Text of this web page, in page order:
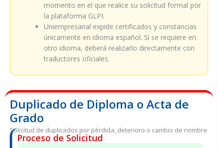
momento en el que realice su solicitud formal por
la plataforma GLPI.
Uniempresarial expide certificados y constancias
únicamente en idioma español. Si se requiere en
otro idioma, deberá realizarlo directamente con
traductores oficiales.
Duplicado de Diploma o Acta de
Grado
Solicitud de duplicados por pérdida, deterioro o cambio de nombre
Proceso de Solicitud